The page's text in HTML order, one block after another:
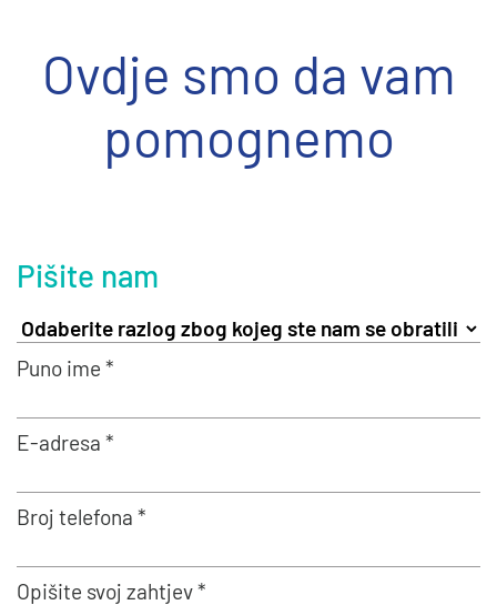
Ovdje smo da vam
pomognemo
Pišite nam
Puno ime *
E-adresa *
Broj telefona *
Opišite svoj zahtjev *